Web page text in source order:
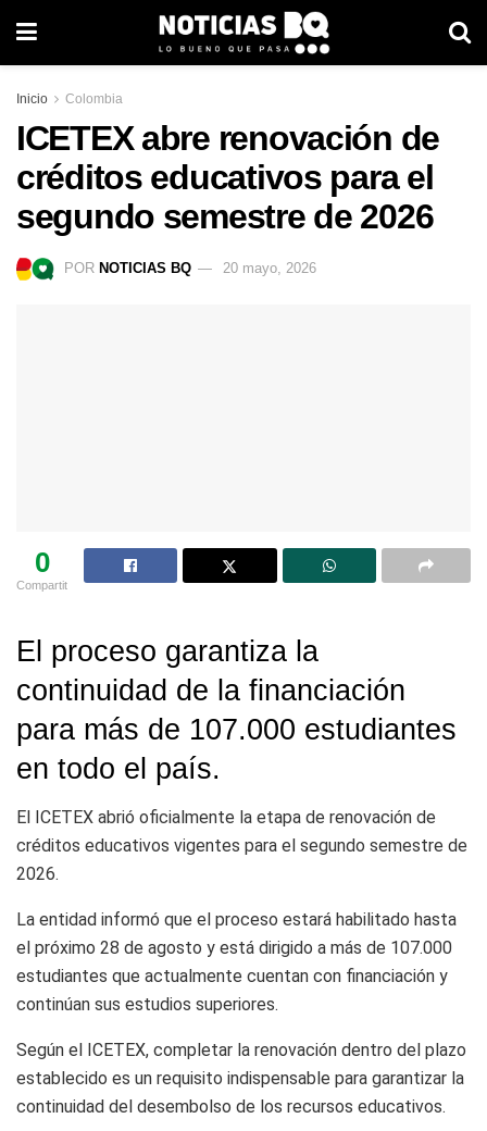
Inicio Colombia
ICETEX abre renovación de
créditos educativos para el
segundo semestre de 2026
POR NOTICIAS BQ 20 mayo, 2026
0
Compartit
El proceso garantiza la
continuidad de la financiación
para más de 107.000 estudiantes
en todo el país.
El ICETEX abrió oficialmente la etapa de renovación de
créditos educativos vigentes para el segundo semestre de
2026.
La entidad informó que el proceso estará habilitado hasta
el próximo 28 de agosto y está dirigido a más de 107.000
estudiantes que actualmente cuentan con financiación y
continúan sus estudios superiores.
Según el ICETEX, completar la renovación dentro del plazo
establecido es un requisito indispensable para garantizar la
continuidad del desembolso de los recursos educativos.